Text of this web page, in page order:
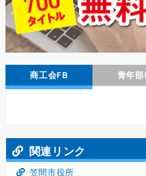
商工会FB 青年部
関連リンク
笠間市役所